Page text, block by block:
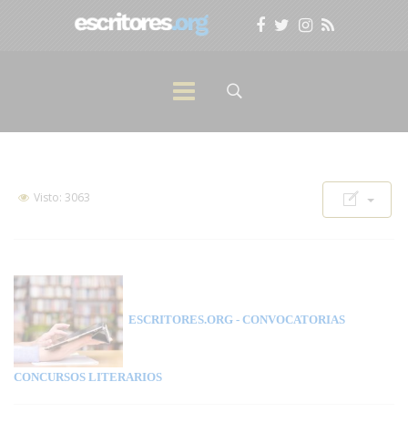
Visto: 3063
ESCRITORES.ORG - CONVOCATORIAS
CONCURSOS LITERARIOS